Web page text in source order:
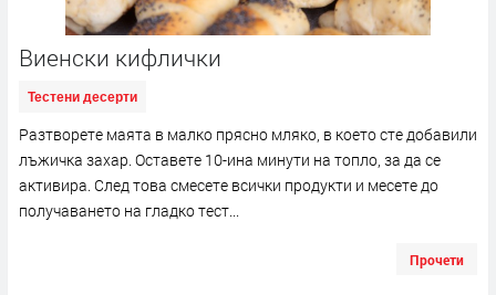
Виенски кифлички
Тестени десерти
Разтворете маята в малко прясно мляко, в което сте добавили
лъжичка захар. Оставете 10-ина минути на топло, за да се
активира. След това смесете всички продукти и месете до
получаването на гладко тест...
Прочети